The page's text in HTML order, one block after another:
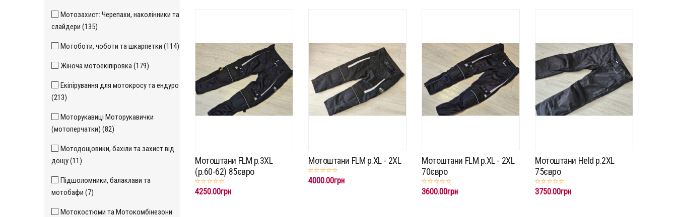
Мотозахист: Черепахи, наколінники та
слайдери (135)
Мотоботи, чоботи та шкарпетки (114)
Жіноча мотоекіпіровка (179)
Екіпірування для мотокросу та ендуро
(213)
Моторукавиці Моторукавички
(мотоперчатки) (82)
Мотодощовики, бахіли та захист від
дощу (11)
Підшоломники, балаклави та
мотобафи (7)
Мотокостюми та Мотокомбінезони
Мотоштани FLM p.3XL
(p.60-62) 85євро
4250.00грн
Мотоштани FLM p.XL - 2XL
4000.00грн
Мотоштани FLM p.XL - 2XL
70євро
3600.00грн
Мотоштани Held p.2XL
75євро
3750.00грн